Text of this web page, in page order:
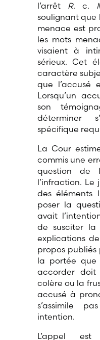
l’arrêt R. c.
soulignant que
menace est
les mots
visaient à
sérieux. Cet
caractère
que l’accusé
Lorsqu’un
son
déterminer
spécifique
La Cour
commis une
question de
l’infraction. Le
des éléments
poser la
avait
de susciter
explications
propos publiés
la portée que
accorder doit
colère ou la
accusé à
s’assimile
intention.
L’appel